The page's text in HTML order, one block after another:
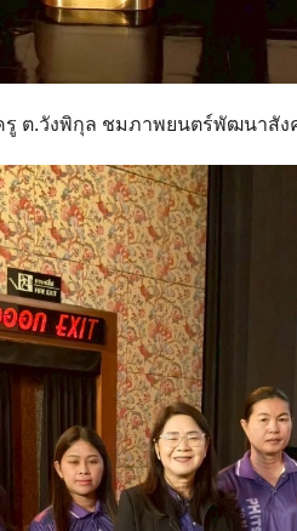
รู ต.วังพิกุล ชมภาพยนตร์พัฒนาสั